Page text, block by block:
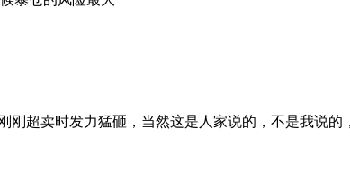
超卖时发力猛砸，当然这是人家说的，不是我说